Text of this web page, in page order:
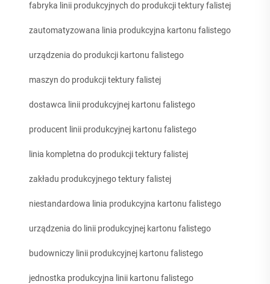
fabryka linii produkcyjnych do produkcji tektury falistej
zautomatyzowana linia produkcyjna kartonu falistego
urządzenia do produkcji kartonu falistego
maszyn do produkcji tektury falistej
dostawca linii produkcyjnej kartonu falistego
producent linii produkcyjnej kartonu falistego
linia kompletna do produkcji tektury falistej
zakładu produkcyjnego tektury falistej
niestandardowa linia produkcyjna kartonu falistego
urządzenia do linii produkcyjnej kartonu falistego
budowniczy linii produkcyjnej kartonu falistego
jednostka produkcyjna linii kartonu falistego